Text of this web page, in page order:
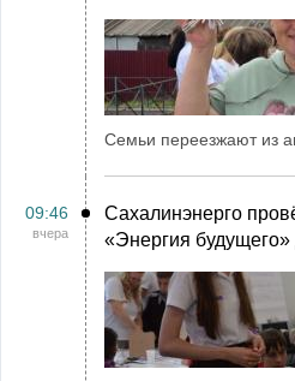
Семьи переезжают из
09:46
вчера
Сахалинэнерго
«Энергия